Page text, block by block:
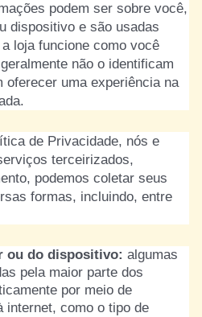
podem ser sobre você,
dispositivo e são usadas
loja funcione como você
não o identificam
oferecer uma experiência na
de Privacidade, nós e
terceirizados,
podemos coletar seus
formas, incluindo, entre
ou do dispositivo: algumas
pela maior parte dos
por meio de
internet, como o tipo de